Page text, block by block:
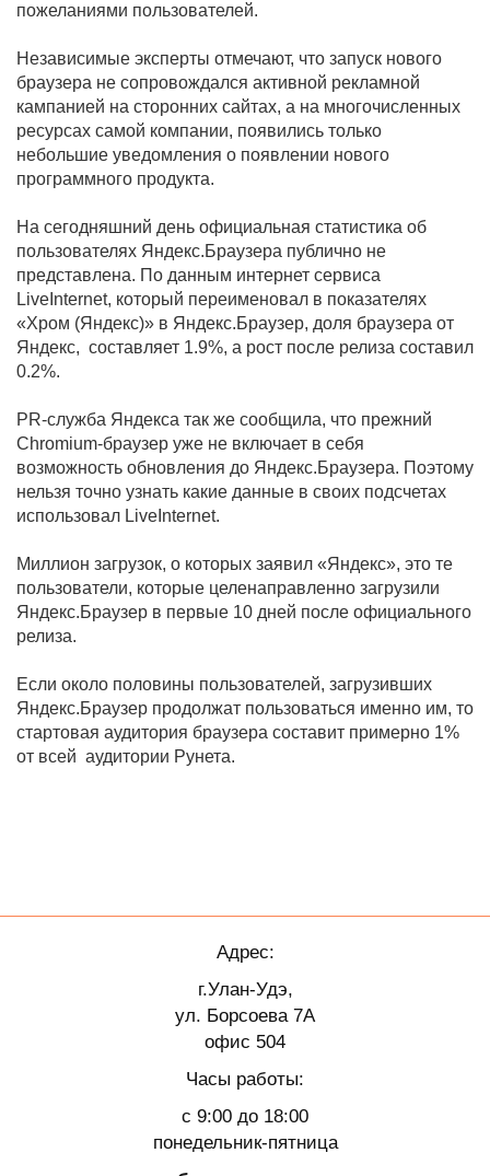
пожеланиями пользователей.
Независимые эксперты отмечают, что запуск нового
браузера не сопровождался активной рекламной
кампанией на сторонних сайтах, а на многочисленных
ресурсах самой компании, появились только
небольшие уведомления о появлении нового
программного продукта.
На сегодняшний день официальная статистика об
пользователях Яндекс.Браузера публично не
представлена. По данным интернет сервиса
LiveInternet, который переименовал в показателях
«Хром (Яндекс)» в Яндекс.Браузер, доля браузера от
Яндекс, составляет 1.9%, а рост после релиза составил
0.2%.
PR-служба Яндекса так же сообщила, что прежний
Chromium-браузер уже не включает в себя
возможность обновления до Яндекс.Браузера. Поэтому
нельзя точно узнать какие данные в своих подсчетах
использовал LiveInternet.
Миллион загрузок, о которых заявил «Яндекс», это те
пользователи, которые целенаправленно загрузили
Яндекс.Браузер в первые 10 дней после официального
релиза.
Если около половины пользователей, загрузивших
Яндекс.Браузер продолжат пользоваться именно им, то
стартовая аудитория браузера составит примерно 1%
от всей аудитории Рунета.
Адрес:
г.Улан-Удэ,
ул. Борсоева 7А
офис 504
Часы работы:
с 9:00 до 18:00
понедельник-пятница